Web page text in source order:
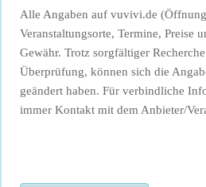
Alle Angaben auf vuvivi.de
Veranstaltungsorte, Termine, Preise
Gewähr. Trotz sorgfältiger
Überprüfung, können sich die
geändert haben. Für verbindliche
immer Kontakt mit dem Anbieter/